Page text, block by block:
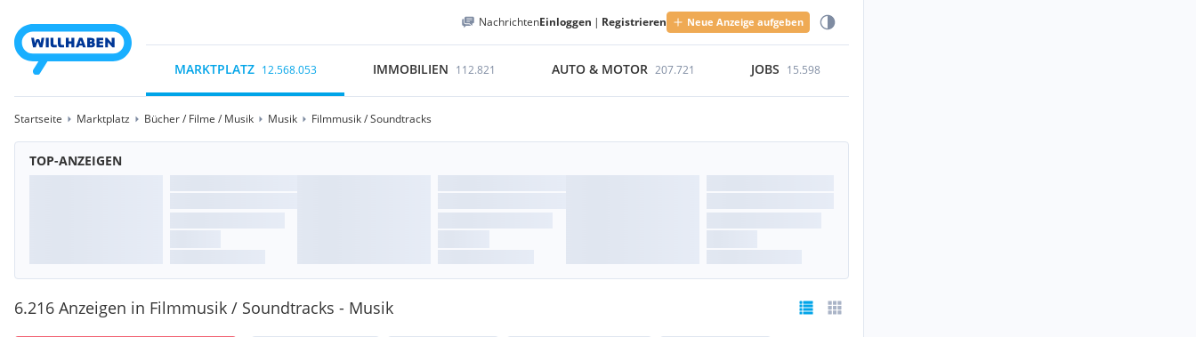
NachrichtenEinloggen | Registrieren Neue Anzeige aufgeben
MARKTPLATZ 12.568.053 IMMOBILIEN 112.821 AUTO & MOTOR 207.721 JOBS 15.598
Startseite Marktplatz Bücher / Filme / Musik Musik Filmmusik / Soundtracks
TOP-ANZEIGEN
6.216 Anzeigen in Filmmusik / Soundtracks - Musik